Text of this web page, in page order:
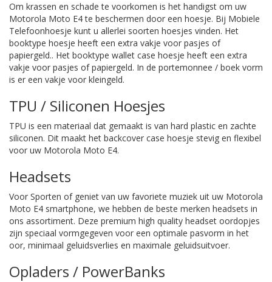
Om krassen en schade te voorkomen is het handigst om uw
Motorola Moto E4 te beschermen door een hoesje. Bij Mobiele
Telefoonhoesje kunt u allerlei soorten hoesjes vinden. Het
booktype hoesje heeft een extra vakje voor pasjes of
papiergeld.. Het booktype wallet case hoesje heeft een extra
vakje voor pasjes of papiergeld. In de portemonnee / boek vorm
is er een vakje voor kleingeld.
TPU / Siliconen Hoesjes
TPU is een materiaal dat gemaakt is van hard plastic en zachte
siliconen. Dit maakt het backcover case hoesje stevig en flexibel
voor uw Motorola Moto E4.
Headsets
Voor Sporten of geniet van uw favoriete muziek uit uw Motorola
Moto E4 smartphone, we hebben de beste merken headsets in
ons assortiment. Deze premium high quality headset oordopjes
zijn speciaal vormgegeven voor een optimale pasvorm in het
oor, minimaal geluidsverlies en maximale geluidsuitvoer.
Opladers / PowerBanks